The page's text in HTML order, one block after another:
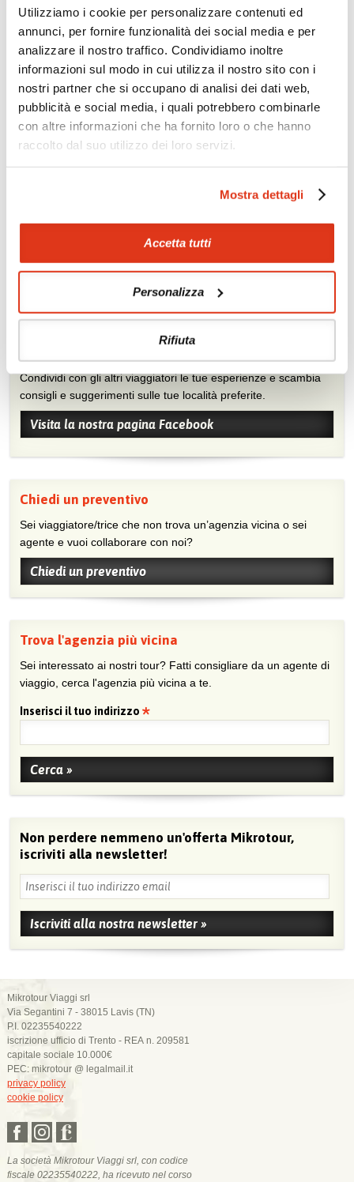
Utilizziamo i cookie per personalizzare contenuti ed
annunci, per fornire funzionalità dei social media e per
analizzare il nostro traffico. Condividiamo inoltre
informazioni sul modo in cui utilizza il nostro sito con i
nostri partner che si occupano di analisi dei dati web,
pubblicità e social media, i quali potrebbero combinarle
con altre informazioni che ha fornito loro o che hanno
raccolto dal suo utilizzo dei loro servizi.
Mostra dettagli
Accetta tutti
Personalizza
Rifiuta
Quotazioni di alcune proposte di viaggio, modificabili su
Condividi con gli altri viaggiatori le tue esperienze e scambia
consigli e suggerimenti sulle tue località preferite.
Visita la nostra pagina Facebook
Chiedi un preventivo
Sei viaggiatore/trice che non trova un’agenzia vicina o sei
agente e vuoi collaborare con noi?
Chiedi un preventivo
Trova l'agenzia più vicina
Sei interessato ai nostri tour? Fatti consigliare da un agente di
viaggio, cerca l'agenzia più vicina a te.
Inserisci il tuo indirizzo
Non perdere nemmeno un'offerta Mikrotour,
iscriviti alla newsletter!
Mikrotour Viaggi srl
Via Segantini 7 - 38015 Lavis (TN)
P.I. 02235540222
iscrizione ufficio di Trento - REA n. 209581
capitale sociale 10.000€
PEC: mikrotour @ legalmail.it
privacy policy
cookie policy
La società Mikrotour Viaggi srl, con codice
fiscale 02235540222, ha ricevuto nel corso